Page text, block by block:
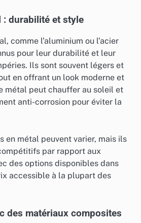
: durabilité et style
comme l’aluminium ou l’acier
pour leur durabilité et leur
Ils sont souvent légers et
en offrant un look moderne et
métal peut chauffer au soleil et
anti-corrosion pour éviter la
en métal peuvent varier, mais ils
par rapport aux
des options disponibles dans
accessible à la plupart des
des matériaux composites